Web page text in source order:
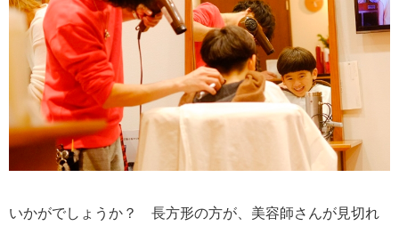
いかがでしょうか？ 長方形の方が、美容師さんが見切れ